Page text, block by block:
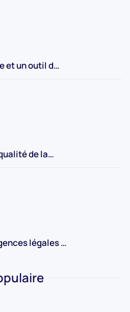
et un outil d…
de la…
légales …